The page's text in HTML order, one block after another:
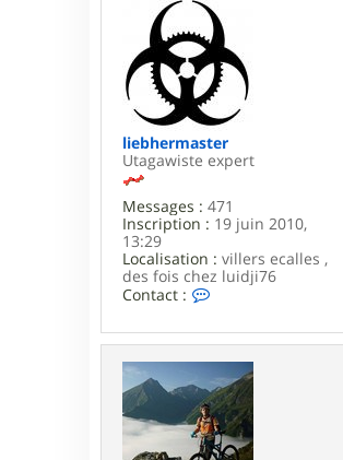
liebhermaster
Utagawiste expert
Messages : 471
Inscription : 19 juin 2010,
13:29
Localisation : villers ecalles ,
des fois chez luidji76
Contact :
n
t
a
c
t
e
r
l